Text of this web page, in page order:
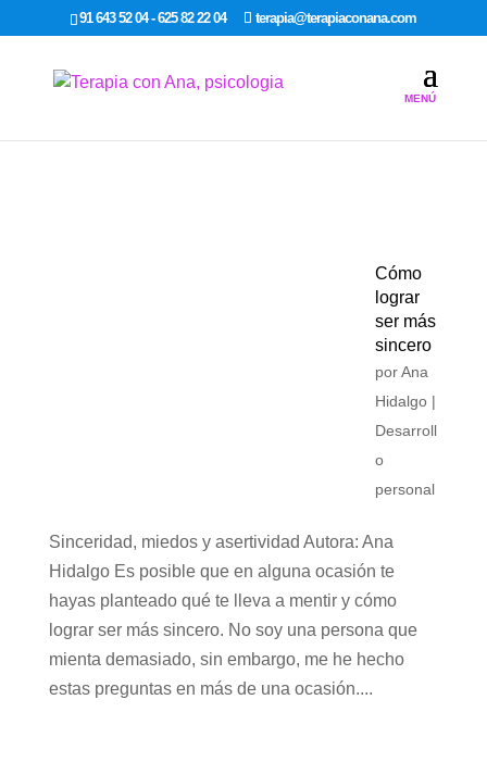
google-site-verification: google7dcda757e565a307.html
91 643 52 04 - 625 82 22 04 terapia@terapiaconana.com
Cómo
lograr
ser más
sincero
porAna
Hidalgo|
Desarroll
o
personal
Sinceridad, miedos y asertividad Autora: Ana
Hidalgo Es posible que en alguna ocasión te
hayas planteado qué te lleva a mentir y cómo
lograr ser más sincero. No soy una persona que
mienta demasiado, sin embargo, me he hecho
estas preguntas en más de una ocasión....